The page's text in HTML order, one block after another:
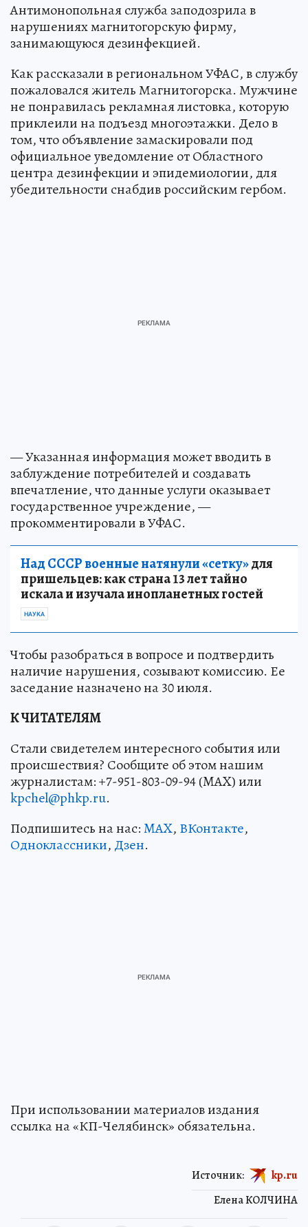
Антимонопольная служба заподозрила в
нарушениях магнитогорскую фирму,
занимающуюся дезинфекцией.
Как рассказали в региональном УФАС, в службу
пожаловался житель Магнитогорска. Мужчине
не понравилась рекламная листовка, которую
приклеили на подъезд многоэтажки. Дело в
том, что объявление замаскировали под
официальное уведомление от Областного
центра дезинфекции и эпидемиологии, для
убедительности снабдив российским гербом.
— Указанная информация может вводить в
заблуждение потребителей и создавать
впечатление, что данные услуги оказывает
государственное учреждение, —
прокомментировали в УФАС.
Над СССР военные натянули «сетку»для
пришельцев: как страна 13 лет тайно
искала и изучала инопланетных гостей
НАУКА
Чтобы разобраться в вопросе и подтвердить
наличие нарушения, созывают комиссию. Ее
заседание назначено на 30 июля.
К ЧИТАТЕЛЯМ
Стали свидетелем интересного события или
происшествия? Сообщите об этом нашим
журналистам: +7-951-803-09-94 (MAX) или
kpchel@phkp.ru.
Подпишитесь на нас:MAX, ВКонтакте,
Одноклассники, Дзен.
При использовании материалов издания
ссылка на «КП-Челябинск» обязательна.
Елена КОЛЧИНА
Источник: kp.ru